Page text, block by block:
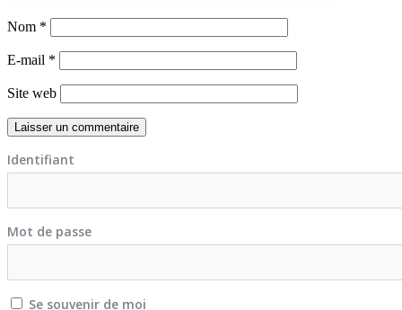
Nom *
E-mail *
Site web
Identifiant
Mot de passe
Se souvenir de moi